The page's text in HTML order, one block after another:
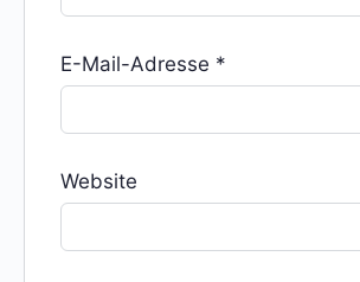
E-Mail-Adresse *
Website